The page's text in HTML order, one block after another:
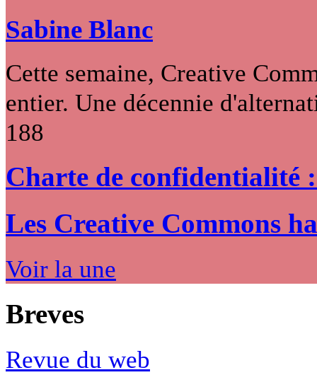
Sabine Blanc
Cette semaine, Creative
entier. Une décennie
188
Charte de confidentialité
Les Creative Commons
Voir la une
Breves
Revue du web